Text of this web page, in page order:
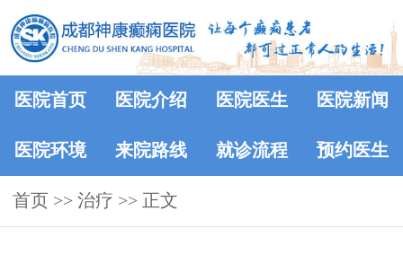
医院首页 医院介绍 医院医生 医院新闻
医院环境 来院路线 就诊流程 预约医生
首页 >> 治疗 >> 正文